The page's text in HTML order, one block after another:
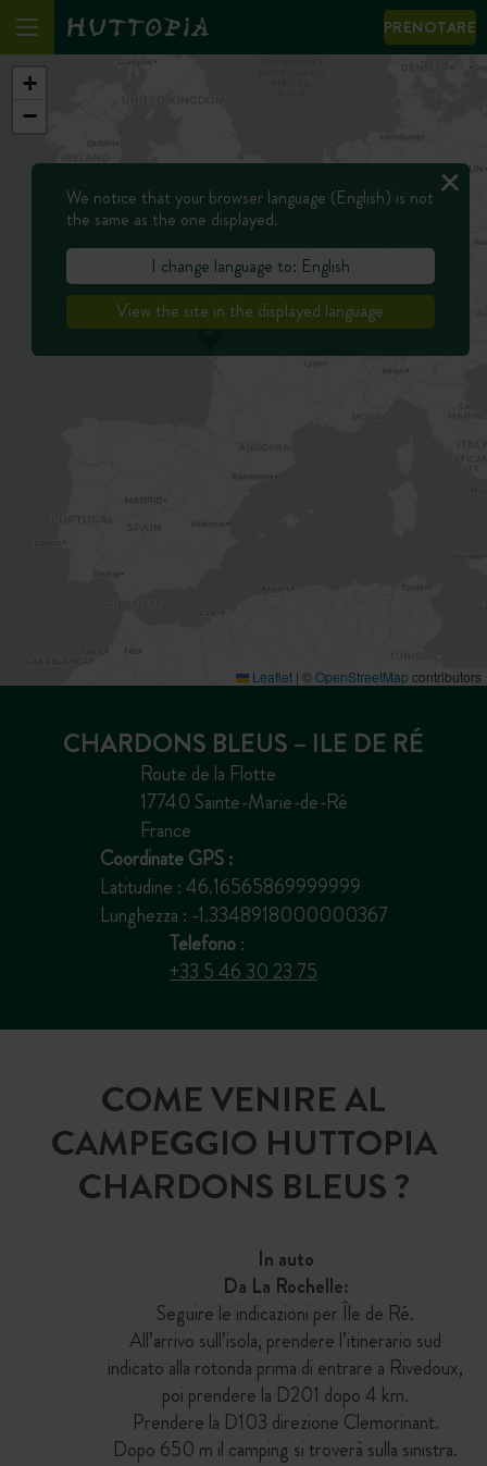
PRENOTARE
+
−
Leaflet | ©OpenStreetMap contributors
CHARDONS BLEUS – ILE DE RÉ
Route de la Flotte
17740 Sainte-Marie-de-Ré
France
Coordinate GPS :
Latitudine : 46.16565869999999
Lunghezza : -1.3348918000000367
Telefono:
+33 5 46 30 23 75
COME VENIRE AL
CAMPEGGIO HUTTOPIA
CHARDONS BLEUS ?
In auto
Da La Rochelle:
Seguire le indicazioni per Île de Ré.
All’arrivo sull’isola, prendere l’itinerario sud
indicato alla rotonda prima di entrare a Rivedoux,
poi prendere la D201 dopo 4 km.
Prendere la D103 direzione Clemorinant.
Dopo 650 m il camping si troverà sulla sinistra.
We notice that your browser language (English) is not
the same as the one displayed.
I change language to: English
View the site in the displayed language